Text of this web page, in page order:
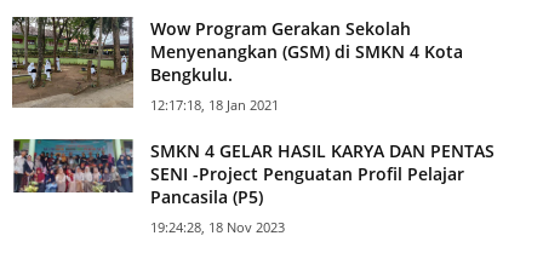
Wow Program Gerakan Sekolah
Menyenangkan (GSM) di SMKN 4 Kota
Bengkulu.
12:17:18, 18 Jan 2021
SMKN 4 GELAR HASIL KARYA DAN PENTAS
SENI -Project Penguatan Profil Pelajar
Pancasila (P5)
19:24:28, 18 Nov 2023